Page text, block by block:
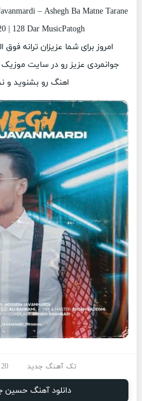
– Ashegh Ba Matne Tarane
| 128 Dar MusicPatogh
امروز برای شما عزیزان ترانه
جوانمردی عزیز رو در سایت موزیک
اهنگ رو بشنوید و
تک آهنگ جدید 20 مارس 2022
دانلود آهنگ حسین